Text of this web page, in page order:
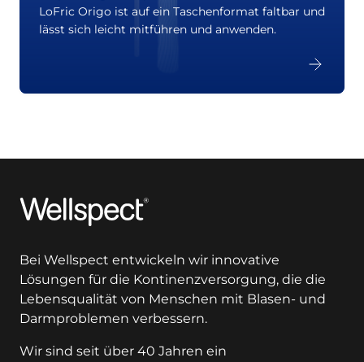
LoFric Origo ist auf ein Taschenformat faltbar und
lässt sich leicht mitführen und anwenden.
Wellspect
Bei Wellspect entwickeln wir innovative
Lösungen für die Kontinenzversorgung, die die
Lebensqualität von Menschen mit Blasen- und
Darmproblemen verbessern.
Wir sind seit über 40 Jahren ein